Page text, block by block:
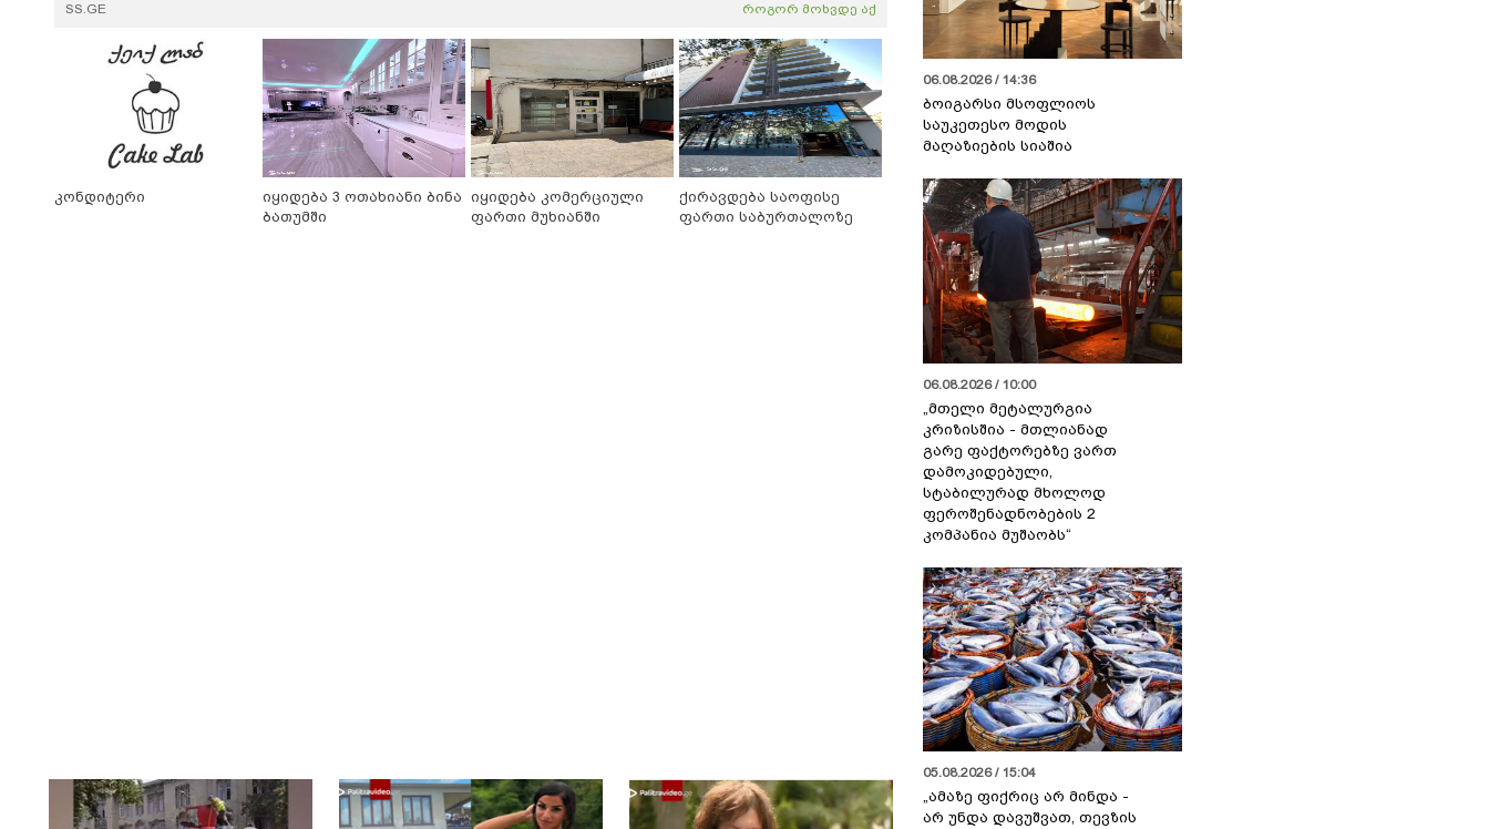
SS.GE როგორ მოხვდე აქ
კონდიტერი
იყიდება 3 ოთახიანი ბინა
ბათუმში
იყიდება კომერციული
ფართი მუხიანში
ქირავდება საოფისე
ფართი საბურთალოზე
06.08.2026 / 14:36
ბოიგარსი მსოფლიოს
საუკეთესო მოდის
მაღაზიების სიაშია
06.08.2026 / 10:00
„მთელი მეტალურგია
კრიზისშია - მთლიანად
გარე ფაქტორებზე ვართ
დამოკიდებული,
სტაბილურად მხოლოდ
ფეროშენადნობების 2
კომპანია მუშაობს“
05.08.2026 / 15:04
„ამაზე ფიქრიც არ მინდა -
არ უნდა დავუშვათ, თევზის